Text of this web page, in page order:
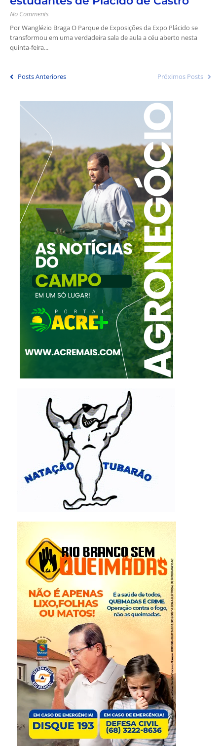
No Comments
Por Wanglézio Braga O Parque de Exposições da Expo Plácido se
transformou em uma verdadeira sala de aula a céu aberto nesta
quinta-feira...
Posts Anteriores Próximos Posts